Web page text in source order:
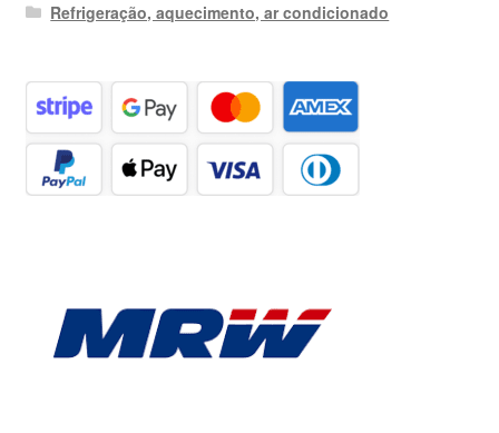
Refrigeração, aquecimento, ar condicionado